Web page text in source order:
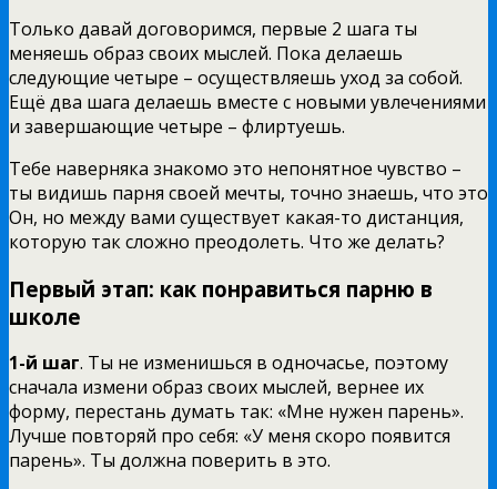
Только давай договоримся, первые 2 шага ты
меняешь образ своих мыслей. Пока делаешь
следующие четыре – осуществляешь уход за собой.
Ещё два шага делаешь вместе с новыми увлечениями
и завершающие четыре – флиртуешь.
Тебе наверняка знакомо это непонятное чувство –
ты видишь парня своей мечты, точно знаешь, что это
Он, но между вами существует какая-то дистанция,
которую так сложно преодолеть. Что же делать?
Первый этап: как понравиться парню в
школе
1-й шаг. Ты не изменишься в одночасье, поэтому
сначала измени образ своих мыслей, вернее их
форму, перестань думать так: «Мне нужен парень».
Лучше повторяй про себя: «У меня скоро появится
парень». Ты должна поверить в это.